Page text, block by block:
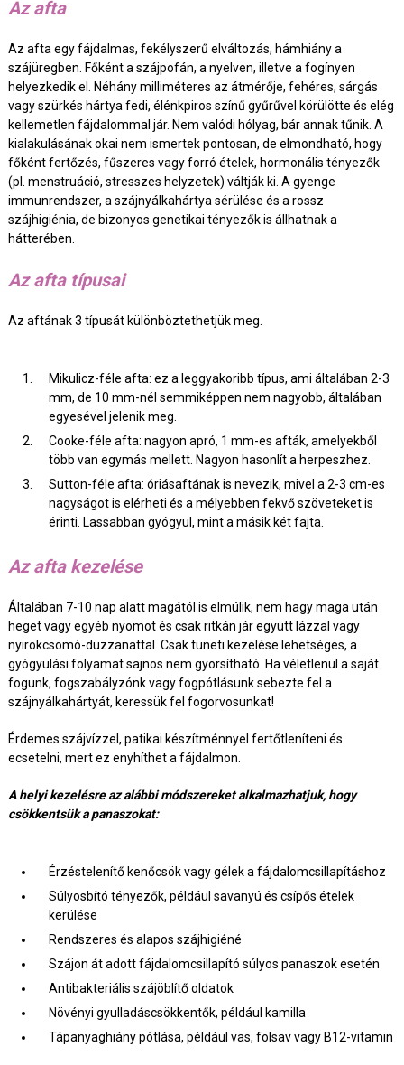
Az afta
Az afta egy fájdalmas, fekélyszerű elváltozás, hámhiány a
szájüregben. Főként a szájpofán, a nyelven, illetve a fogínyen
helyezkedik el. Néhány milliméteres az átmérője, fehéres, sárgás
vagy szürkés hártya fedi, élénkpiros színű gyűrűvel körülötte és elég
kellemetlen fájdalommal jár. Nem valódi hólyag, bár annak tűnik. A
kialakulásának okai nem ismertek pontosan, de elmondható, hogy
főként fertőzés, fűszeres vagy forró ételek, hormonális tényezők
(pl. menstruáció, stresszes helyzetek) váltják ki. A gyenge
immunrendszer, a szájnyálkahártya sérülése és a rossz
szájhigiénia, de bizonyos genetikai tényezők is állhatnak a
hátterében.
Az afta típusai
Az aftának 3 típusát különböztethetjük meg.
Mikulicz-féle afta: ez a leggyakoribb típus, ami általában 2-3
mm, de 10 mm-nél semmiképpen nem nagyobb, általában
egyesével jelenik meg.
Cooke-féle afta: nagyon apró, 1 mm-es afták, amelyekből
több van egymás mellett. Nagyon hasonlít a herpeszhez.
Sutton-féle afta: óriásaftának is nevezik, mivel a 2-3 cm-es
nagyságot is elérheti és a mélyebben fekvő szöveteket is
érinti. Lassabban gyógyul, mint a másik két fajta.
Az afta kezelése
Általában 7-10 nap alatt magától is elmúlik, nem hagy maga után
heget vagy egyéb nyomot és csak ritkán jár együtt lázzal vagy
nyirokcsomó-duzzanattal. Csak tüneti kezelése lehetséges, a
gyógyulási folyamat sajnos nem gyorsítható. Ha véletlenül a saját
fogunk, fogszabályzónk vagy fogpótlásunk sebezte fel a
szájnyálkahártyát, keressük fel fogorvosunkat!
Érdemes szájvízzel, patikai készítménnyel fertőtleníteni és
ecsetelni, mert ez enyhíthet a fájdalmon.
A helyi kezelésre az alábbi módszereket alkalmazhatjuk, hogy
csökkentsük a panaszokat:
Érzéstelenítő kenőcsök vagy gélek a fájdalomcsillapításhoz
Súlyosbító tényezők, például savanyú és csípős ételek
kerülése
Rendszeres és alapos szájhigiéné
Szájon át adott fájdalomcsillapító súlyos panaszok esetén
Antibakteriális szájöblítő oldatok
Növényi gyulladáscsökkentők, például kamilla
Tápanyaghiány pótlása, például vas, folsav vagy B12-vitamin